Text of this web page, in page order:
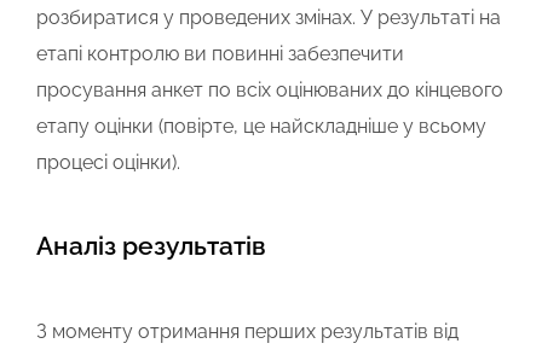
розбиратися у проведених змінах. У результаті на
етапі контролю ви повинні забезпечити
просування анкет по всіх оцінюваних до кінцевого
етапу оцінки (повірте, це найскладніше у всьому
процесі оцінки).
Аналіз результатів
З моменту отримання перших результатів від